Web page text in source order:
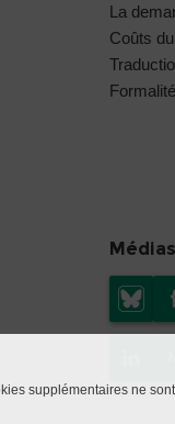
La
Coûts
supplémentaires ne